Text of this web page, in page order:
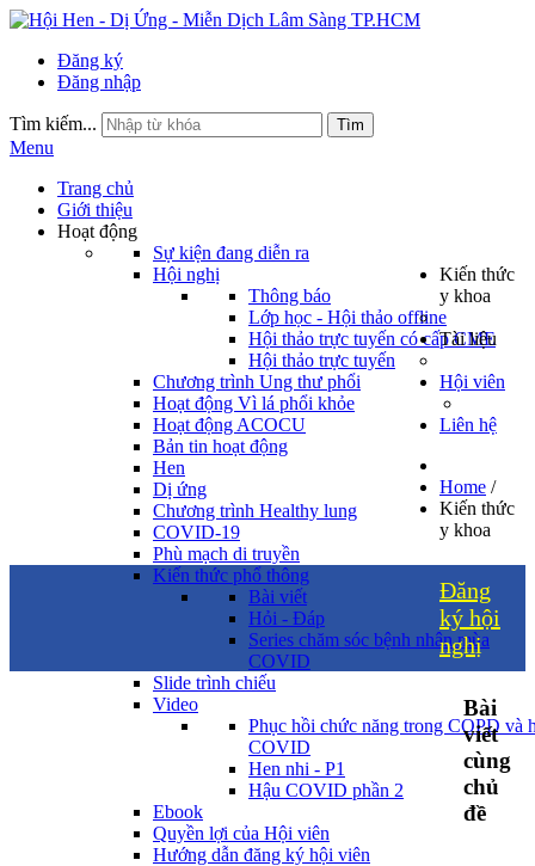
Đăng ký
Đăng nhập
Tìm kiếm... Tìm
Menu
Trang chủ
Giới thiệu
Hoạt động
Sự kiện đang diễn ra
Hội nghị
Thông báo
Lớp học - Hội thảo offline
Hội thảo trực tuyến có cấp CME
Hội thảo trực tuyến
Chương trình Ung thư phổi
Hoạt động Vì lá phổi khỏe
Hoạt động ACOCU
Bản tin hoạt động
Kiến thức
y khoa
Hen
Dị ứng
Chương trình Healthy lung
COVID-19
Phù mạch di truyền
Kiến thức phổ thông
Bài viết
Hỏi - Đáp
Series chăm sóc bệnh nhân mùa
COVID
Tài liệu
Slide trình chiếu
Video
Phục hồi chức năng trong COPD và
COVID
Hen nhi - P1
Hậu COVID phần 2
Ebook
Hội viên
Quyền lợi của Hội viên
Hướng dẫn đăng ký hội viên
Liên hệ
Home /
Kiến thức
y khoa
Đăng
ký hội
nghị
Bài
viết
cùng
chủ
đề